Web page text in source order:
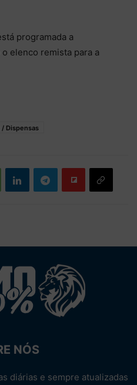
programada a
elenco remista para a
Dispensas
NÓS
diárias e sempre atualizadas